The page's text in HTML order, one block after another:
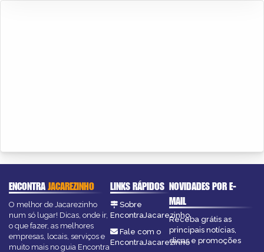
ENCONTRAJACAREZINHO
O melhor de Jacarezinho
num só lugar! Dicas, onde ir,
o que fazer, as melhores
empresas, locais, serviços e
muito mais no guia Encontra
LINKS RÁPIDOS
Sobre
EncontraJacarezinho
Fale com o
EncontraJacarezinho
NOVIDADES POR E-
MAIL
Receba grátis as
principais notícias,
dicas e promoções